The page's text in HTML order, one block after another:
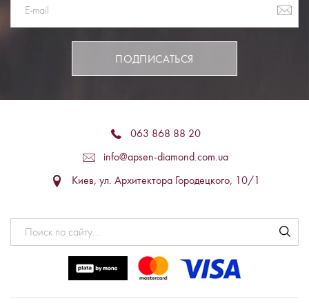
ПОДПИСАТЬСЯ
063 868 88 20
info@apsen-diamond.com.ua
Киев, ул. Архитектора Городецкого, 10/1